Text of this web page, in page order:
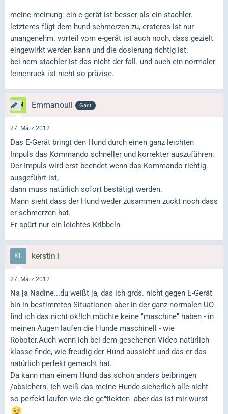
meine meinung: ein e-gerät ist besser als ein stachler.
letzteres fügt dem hund schmerzen zu, ersteres ist nur
unangenehm. vorteil vom e-gerät ist auch noch, dass gezielt
eingewirkt werden kann und die dosierung richtig ist.
bei nem stachler ist das nicht der fall. und auch ein normaler
leinenruck ist nicht so präzise.
Emmanouil Gast
27. März 2012
Das E-Gerät bringt den Hund durch einen ganz leichten
Impuls das Kommando schneller und korrekter auszuführen.
Der Impuls wird erst beendet wenn das Kommando richtig
ausgeführt ist,
dann muss natürlich sofort bestätigt werden.
Mann sieht dass der Hund weder zusammen zuckt noch dass
er schmerzen hat.
Er spürt nur ein leichtes Kribbeln.
kerstin l
27. März 2012
Na ja Nadine...du weißt ja, das ich grds. nicht gegen E-Gerät
bin in bestimmten Situationen aber in der ganz normalen UO
find ich das nicht ok!Ich möchte keine "maschine" haben - in
meinen Augen laufen die Hunde maschinell - wie
Roboter.Auch wenn ich bei dem gesehenen Video natürlich
klasse finde, wie freudig der Hund aussieht und das er das
natürlich perfekt gemacht hat.
Da kann man einem Hund das schon anders beibringen
/absichern. Ich weiß das meine Hunde sicherlich alle nicht
so perfekt laufen wie die ge"tickten" aber das ist mir wurst